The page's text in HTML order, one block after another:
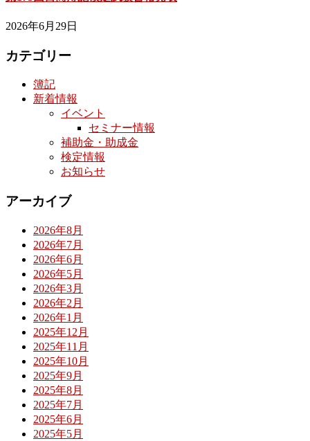
2026年6月29日
カテゴリー
簿記
新着情報
イベント
セミナー情報
補助金・助成金
検定情報
お知らせ
アーカイブ
2026年8月
2026年7月
2026年6月
2026年5月
2026年3月
2026年2月
2026年1月
2025年12月
2025年11月
2025年10月
2025年9月
2025年8月
2025年7月
2025年6月
2025年5月